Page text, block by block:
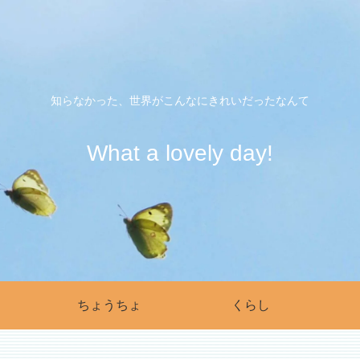
知らなかった、世界がこんなにきれいだったなんて
What a lovely day!
ちょうちょ くらし